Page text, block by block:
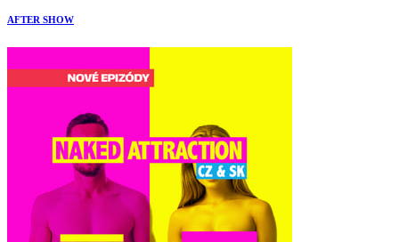
AFTER SHOW